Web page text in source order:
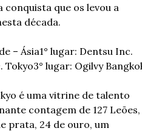
que os levou a
década.
– Ásia1° lugar: Dentsu Inc.
Tokyo3° lugar: Ogilvy
é uma vitrine de talento
contagem de 127 Leões,
prata, 24 de ouro, um